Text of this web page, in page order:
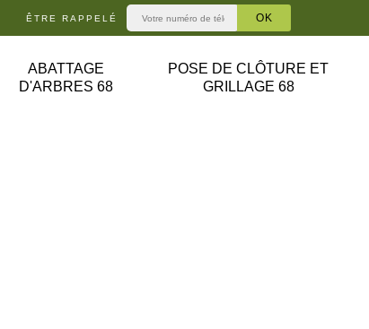
ÊTRE RAPPELÉ
ABATTAGE
D'ARBRES 68
POSE DE CLÔTURE ET
GRILLAGE 68